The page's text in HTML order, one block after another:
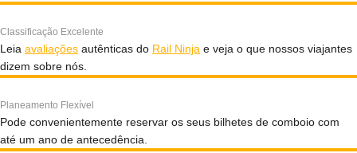
Classificação Excelente
Leia avaliações autênticas do Rail Ninja e veja o que nossos viajantes
dizem sobre nós.
Planeamento Flexível
Pode convenientemente reservar os seus bilhetes de comboio com
até um ano de antecedência.